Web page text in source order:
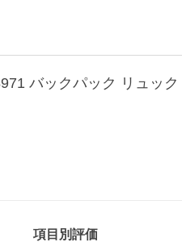
バックパック リュッ
項目別評価